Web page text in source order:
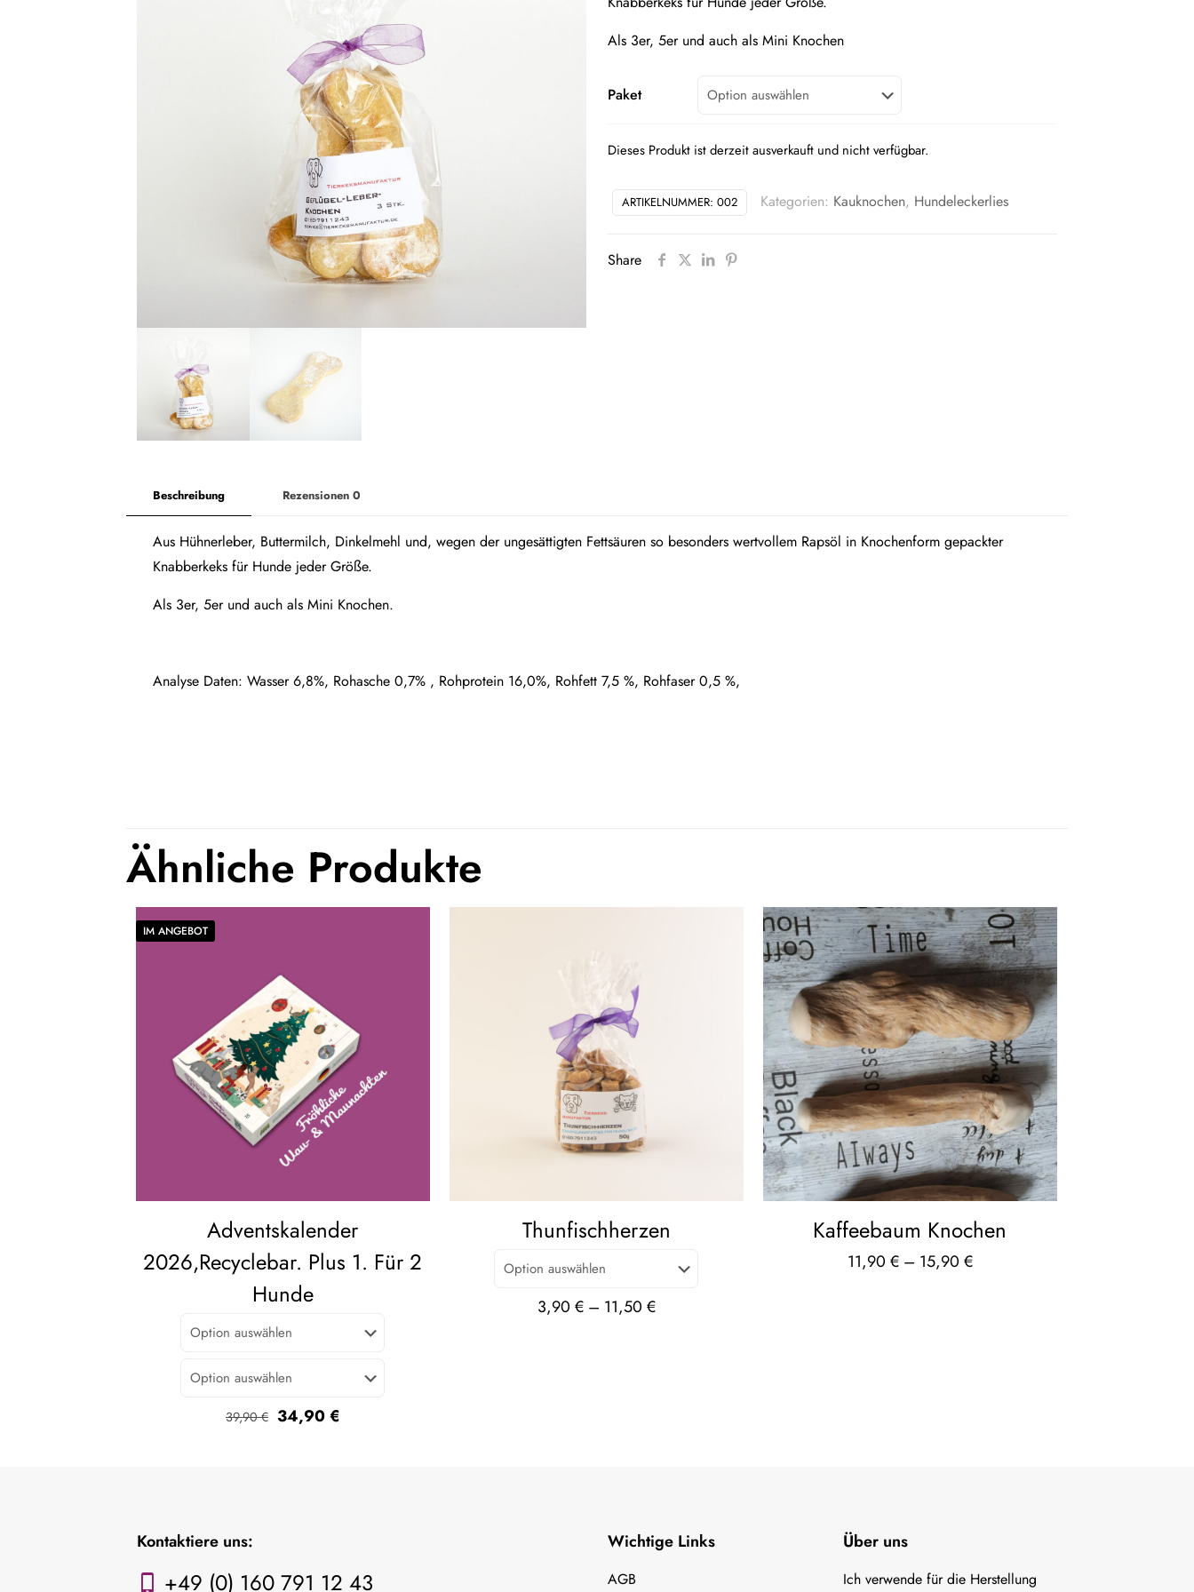
Als 3er, 5er und auch als Mini Knochen
Paket
Dieses Produkt ist derzeit ausverkauft und nicht verfügbar.
ARTIKELNUMMER: 002 Kategorien: Kauknochen, Hundeleckerlies
Share
Beschreibung Rezensionen 0
Aus Hühnerleber, Buttermilch, Dinkelmehl und, wegen der ungesättigten Fettsäuren so besonders wertvollem Rapsöl in Knochenform gepackter
Knabberkeks für Hunde jeder Größe.
Als 3er, 5er und auch als Mini Knochen.
Analyse Daten: Wasser 6,8%, Rohasche 0,7% , Rohprotein 16,0%, Rohfett 7,5 %, Rohfaser 0,5 %,
Ähnliche Produkte
IM ANGEBOT
Adventskalender
2026,Recyclebar. Plus 1. Für 2
Hunde
39,90€ Ursprünglicher
34,90€Aktueller
Thunfischherzen
3,90 €– 11,50 €
Kaffeebaum Knochen
11,90 €– 15,90 €
Kontaktiere uns:
+49 (0) 160 791 12 43
Wichtige Links
AGB
Über uns
Ich verwende für die Herstellung